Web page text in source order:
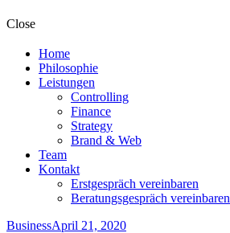
Close
Home
Philosophie
Leistungen
Controlling
Finance
Strategy
Brand & Web
Team
Kontakt
Erstgespräch vereinbaren
Beratungsgespräch vereinbaren
BusinessApril 21, 2020